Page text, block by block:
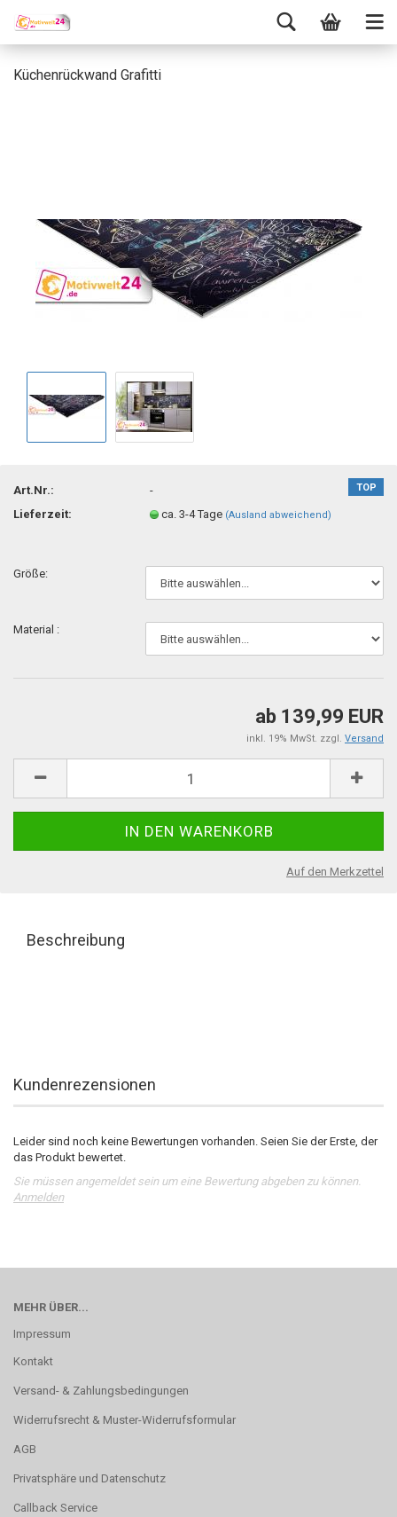
Küchenrückwand Grafitti
TOP
Art.Nr.:
-
Lieferzeit:
ca. 3-4 Tage (Ausland abweichend)
Größe:
Material :
ab 139,99 EUR
inkl. 19% MwSt. zzgl. Versand
Auf den Merkzettel
Beschreibung
Kundenrezensionen
Leider sind noch keine Bewertungen vorhanden. Seien Sie der Erste, der
das Produkt bewertet.
Sie müssen angemeldet sein um eine Bewertung abgeben zu können.
Anmelden
MEHR ÜBER...
Impressum
Kontakt
Versand- & Zahlungsbedingungen
Widerrufsrecht & Muster-Widerrufsformular
AGB
Privatsphäre und Datenschutz
Callback Service